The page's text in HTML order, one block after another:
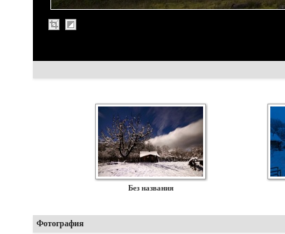
Без названия
Фотография